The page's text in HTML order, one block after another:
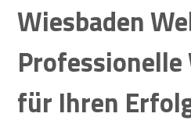
Wiesbaden
für Ihren